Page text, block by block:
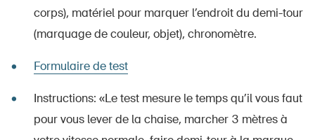
corps), matériel pour marquer l’endroit du demi-tour
(marquage de couleur, objet), chronomètre.
Formulaire de test
Instructions: «Le test mesure le temps qu’il vous faut
pour vous lever de la chaise, marcher 3 mètres à